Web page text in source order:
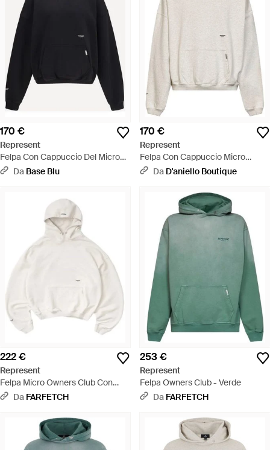
170 €
Represent
Felpa Con Cappuccio Del Micro
Owners Club - Blu
Da Base Blu
170 €
Represent
Felpa Con Cappuccio Micro
Owners Club - Bianco
Da D'aniello Boutique
222 €
Represent
Felpa Micro Owners Club Con
Cappuccio - Bianco
Da FARFETCH
253 €
Represent
Felpa Owners Club - Verde
Da FARFETCH